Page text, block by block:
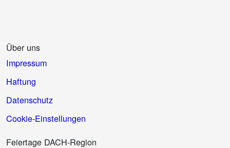
Über uns
Impressum
Haftung
Datenschutz
Cookie-Einstellungen
Feiertage DACH-Region